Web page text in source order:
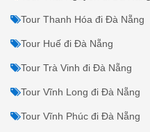
Tour Quảng Trị đi Đà Nẵng
Tour Sóc Trăng đi Đà Nẵng
Tour Sơn La đi Đà Nẵng
Tour Tây Ninh đi Đà Nẵng
Tour Tiền Giang đi Đà Nẵng